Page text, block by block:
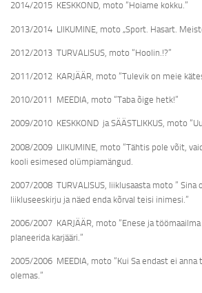
2014/2015 KESKKOND, moto “Hoiame kokku.”
2013/2014 LIIKUMINE, moto „Sport. Hasart.
2012/2013 TURVALISUS, moto “Hoolin.!?”
2011/2012 KARJÄÄR, moto “Tulevik on meie
2010/2011 MEEDIA, moto “Taba õige hetk!”
2009/2010 KESKKOND ja SÄÄSTLIKKUS, moto
2008/2009 LIIKUMINE, moto “Tähtis pole võit,
kooli esimesed olümpiamängud.
2007/2008 TURVALISUS, liiklusaasta moto ” Sina
liikluseeskirju ja näed enda kõrval teisi inimesi.”
2006/2007 KARJÄÄR, moto “Enese ja
planeerida karjääri.”
2005/2006 MEEDIA, moto “Kui Sa endast ei anna
olemas.”